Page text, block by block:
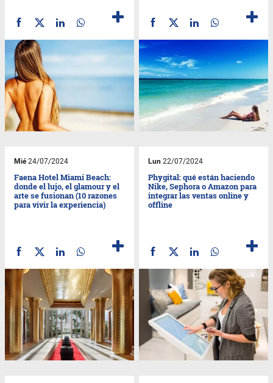
Mié24/07/2024
Faena Hotel Miami Beach:
donde el lujo, el glamour y el
arte se fusionan (10 razones
para vivir la experiencia)
Lun 22/07/2024
Phygital: qué están haciendo
Nike, Sephora o Amazon para
integrar las ventas online y
offline